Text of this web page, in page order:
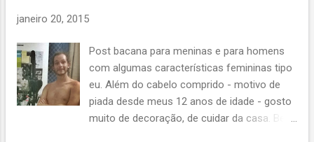
janeiro 20, 2015
Post bacana para meninas e para homens
com algumas características femininas tipo
eu. Além do cabelo comprido - motivo de
piada desde meus 12 anos de idade - gosto
muito de decoração, de cuidar da casa. Bem,